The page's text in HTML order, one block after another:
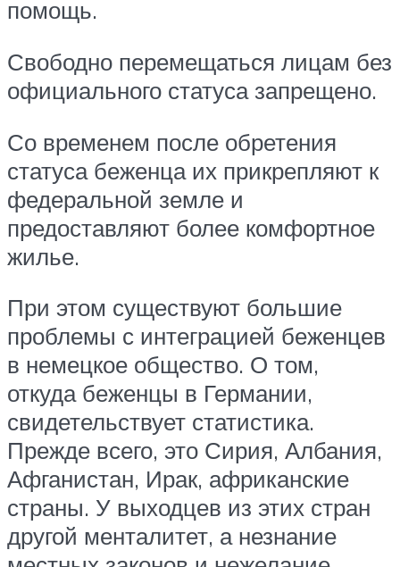
помощь.
Свободно перемещаться лицам без
официального статуса запрещено.
Со временем после обретения
статуса беженца их прикрепляют к
федеральной земле и
предоставляют более комфортное
жилье.
При этом существуют большие
проблемы с интеграцией беженцев
в немецкое общество. О том,
откуда беженцы в Германии,
свидетельствует статистика.
Прежде всего, это Сирия, Албания,
Афганистан, Ирак, африканские
страны. У выходцев из этих стран
другой менталитет, а незнание